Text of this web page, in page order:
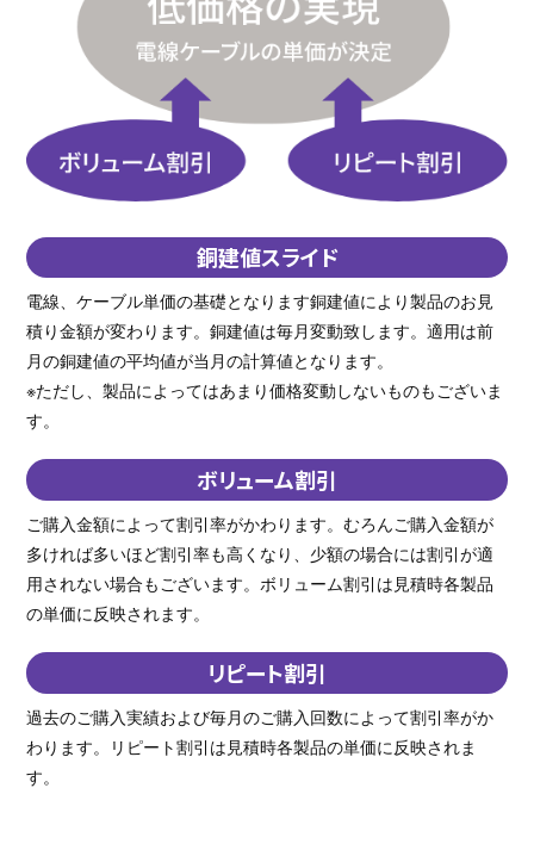
銅建値スライド
電線、ケーブル単価の基礎となります銅建値により製品のお見
積り金額が変わります。銅建値は毎月変動致します。適用は前
月の銅建値の平均値が当月の計算値となります。
※ただし、製品によってはあまり価格変動しないものもございま
す。
ボリューム割引
ご購入金額によって割引率がかわります。むろんご購入金額が
多ければ多いほど割引率も高くなり、少額の場合には割引が適
用されない場合もございます。ボリューム割引は見積時各製品
の単価に反映されます。
リピート割引
過去のご購入実績および毎月のご購入回数によって割引率がか
わります。リピート割引は見積時各製品の単価に反映されま
す。